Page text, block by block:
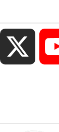
Instagram